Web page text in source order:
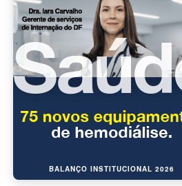
BALANÇO INSTITUCIONAL 2026